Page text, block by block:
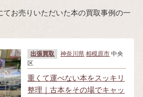
てお売りいただいた本の買取事例の一
出張買取 神奈川県 相模原市 中央
区
重くて運べない本をスッキリ
整理｜古本をその場でキャッ